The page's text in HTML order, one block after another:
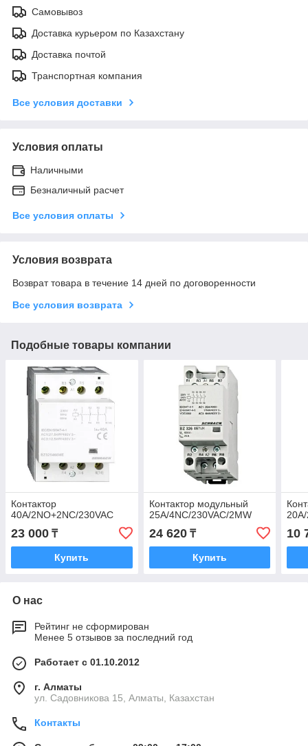
Самовывоз
Доставка курьером по Казахстану
Доставка почтой
Транспортная компания
Все условия доставки
Условия оплаты
Наличными
Безналичный расчет
Все условия оплаты
Условия возврата
Возврат товара в течение 14 дней по договоренности
Все условия возврата
Подобные товары компании
Контактор
40A/2NO+2NC/230VAC
23 000 ₸
Купить
Контактор модульный
25A/4NC/230VAC/2MW
24 620₸
Купить
10
О нас
Рейтинг не сформирован
Менее 5 отзывов за последний год
Работает с 01.10.2012
г. Алматы
ул. Садовникова 15, Алматы, Казахстан
Контакты